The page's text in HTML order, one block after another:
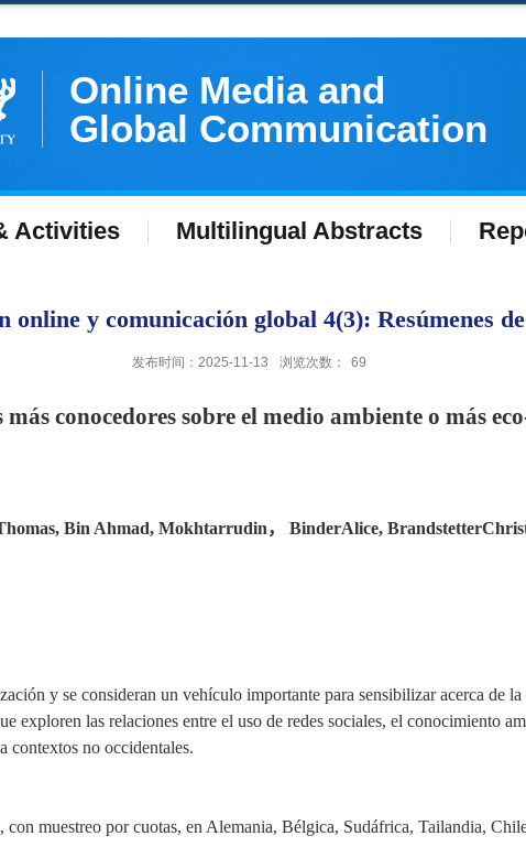
Online Media and
Global Communication
Activities Multilingual Abstracts
online y comunicación global 4(3): Resúmenes
发布时间：2025-11-13 浏览次数： 69
más conocedores sobre el medio ambiente o más
Bin Ahmad, Mokhtarrudin， BinderAlice, Brandstetter
y se consideran un vehículo importante para sensibilizaracerca de la
exploren las relaciones entre el uso de redes sociales, el conocimiento
contextos no occidentales.
, con muestreo por cuotas, en Alemania, Bélgica, Sudáfrica, Tailandia,